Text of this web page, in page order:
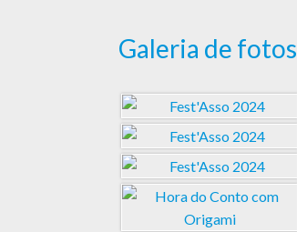
Galeria de fotos